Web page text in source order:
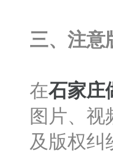
三、注意
在石家庄
图片、视
及版权纠